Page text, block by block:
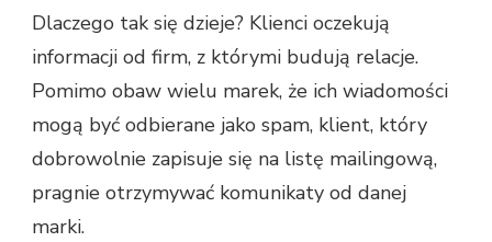
Dlaczego tak się dzieje? Klienci oczekują
informacji od firm, z którymi budują relacje.
Pomimo obaw wielu marek, że ich wiadomości
mogą być odbierane jako spam, klient, który
dobrowolnie zapisuje się na listę mailingową,
pragnie otrzymywać komunikaty od danej
marki.